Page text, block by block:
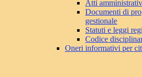
Atti
Documenti di
gestionale
Statuti e leggi
Codice
Oneri informativi per